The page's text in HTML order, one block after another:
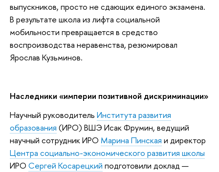
выпускников, просто не сдающих единого экзамена.
В результате школа из лифта социальной
мобильности превращается в средство
воспроизводства неравенства, резюмировал
Ярослав Кузьминов.
Наследники «империи позитивной дискриминации»
Научный руководитель Института развития
образования (ИРО) ВШЭ Исак Фрумин, ведущий
научный сотрудник ИРО Марина Пинская и директор
Центра социально-экономического развития школы
ИРО Сергей Косарецкий подготовили доклад —